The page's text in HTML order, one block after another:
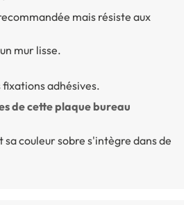
mais résiste aux
mur lisse.
fixations adhésives.
de cette plaque bureau
sa couleur sobre s'intègre dans de